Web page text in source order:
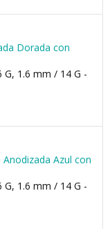
Dorada con
1.6 mm / 14 G -
Azul con
1.6 mm / 14 G -